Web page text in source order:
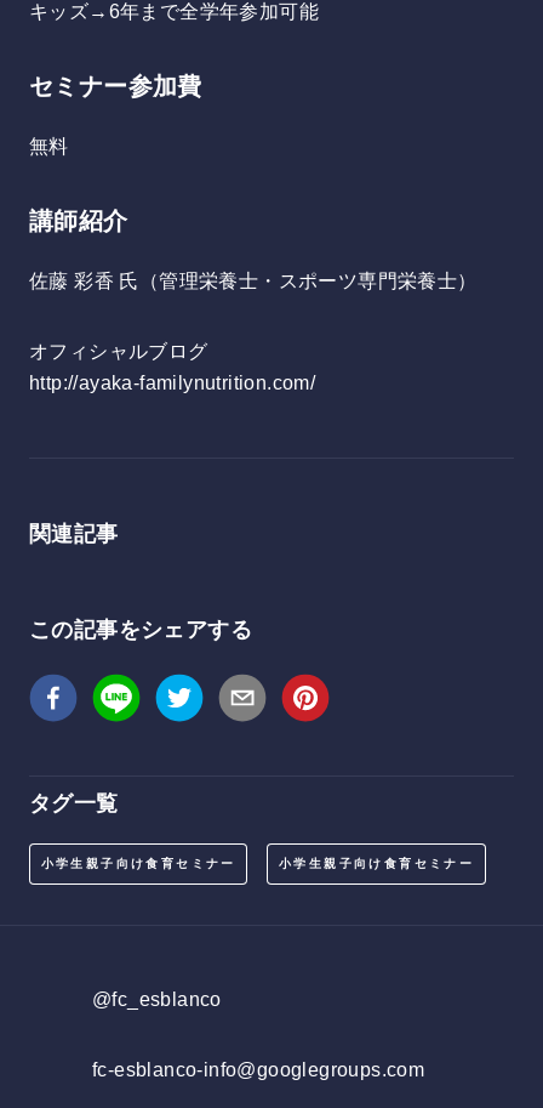
キッズ→6年まで全学年参加可能
セミナー参加費
無料
講師紹介
佐藤 彩香 氏（管理栄養士・スポーツ専門栄養士）
オフィシャルブログ
http://ayaka-familynutrition.com/
関連記事
この記事をシェアする
タグ一覧
小学生親子向け食育セミナー 小学生親子向け食育セミナー
@fc_esblanco
fc-esblanco-info@googlegroups.com